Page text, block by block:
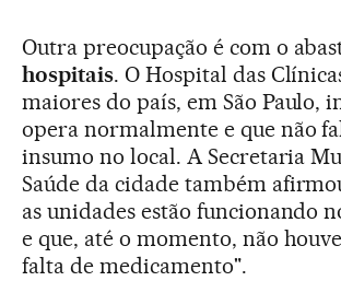
Outra preocupação é com o
hospitais. O Hospital das
maiores do país, em São Paulo,
opera normalmente e que não
insumo no local. A Secretaria
Saúde da cidade também
as unidades estão funcionando
e que, até o momento, não
falta de medicamento".